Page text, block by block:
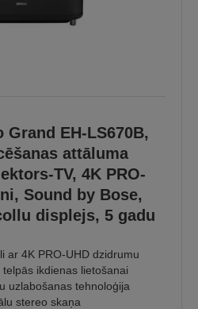
EH-LS670B,
attāluma
TV, 4K PRO-
Sound by Bose,
displejs, 5 gadu
ar 4K PRO-UHD dzidrumu
ikdienas lietošanai
uzlabošanas tehnoloģija
stereo skaņa